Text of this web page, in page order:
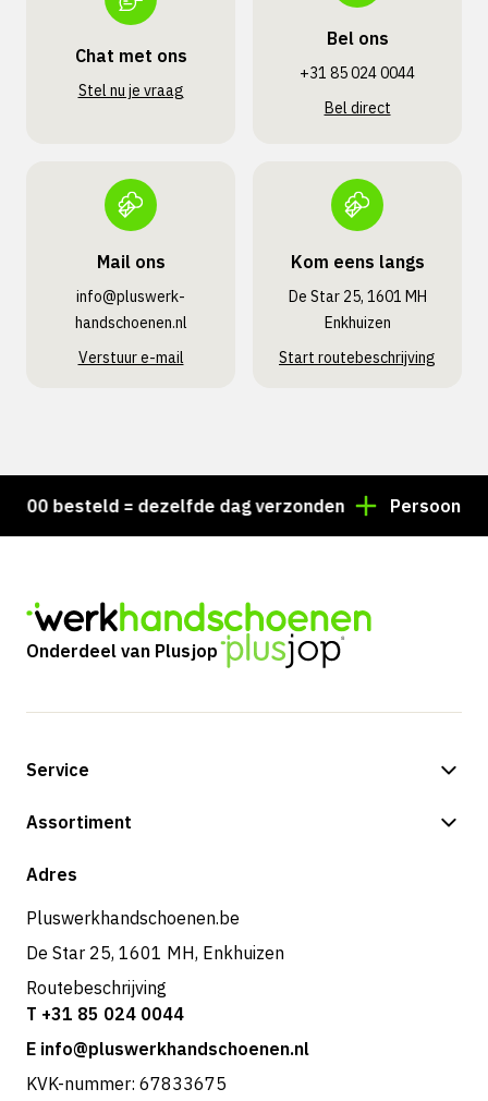
Chat met ons
Stel nu je vraag
Bel ons
+31 85 024 0044
Bel direct
Mail ons
info@pluswerk­
handschoenen.nl
Verstuur e-mail
Kom eens langs
De Star 25, 1601 MH
Enkhuizen
Start routebeschrijving
besteld = dezelfde dag verzonden Persoonlijk
Onderdeel van Plusjop
Service
Betalingsmogelijkheden
Retouren & service
Assortiment
Shop
Adres
Pluswerkhandschoenen.be
De Star 25, 1601 MH, Enkhuizen
Routebeschrijving
T +31 85 024 0044
E info@pluswerkhandschoenen.nl
KVK-nummer: 67833675